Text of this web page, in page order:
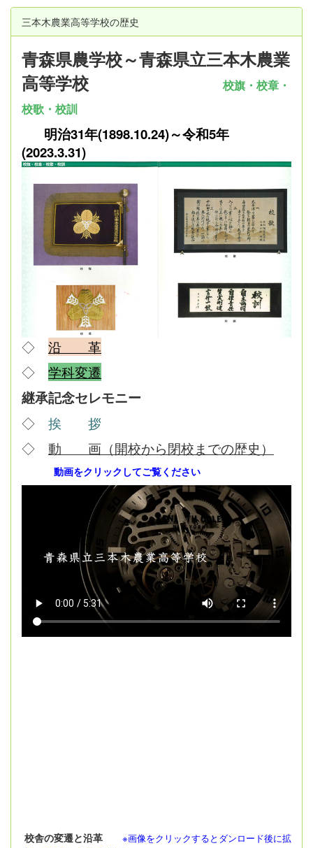
三本木農業高等学校の歴史
青森県農学校～青森県立三本木農業
高等学校
校旗・校章・
校歌・校訓
明治31年(1898.10.24)～令和5年
(2023.3.31)
◇
沿 革
◇ 学科変遷
継承記念セレモニー
◇ 挨 拶
◇ 動 画（開校から閉校までの歴史）
動画をクリックしてご覧ください
校舎の変遷と沿革
※画像をクリックするとダンロード後に拡